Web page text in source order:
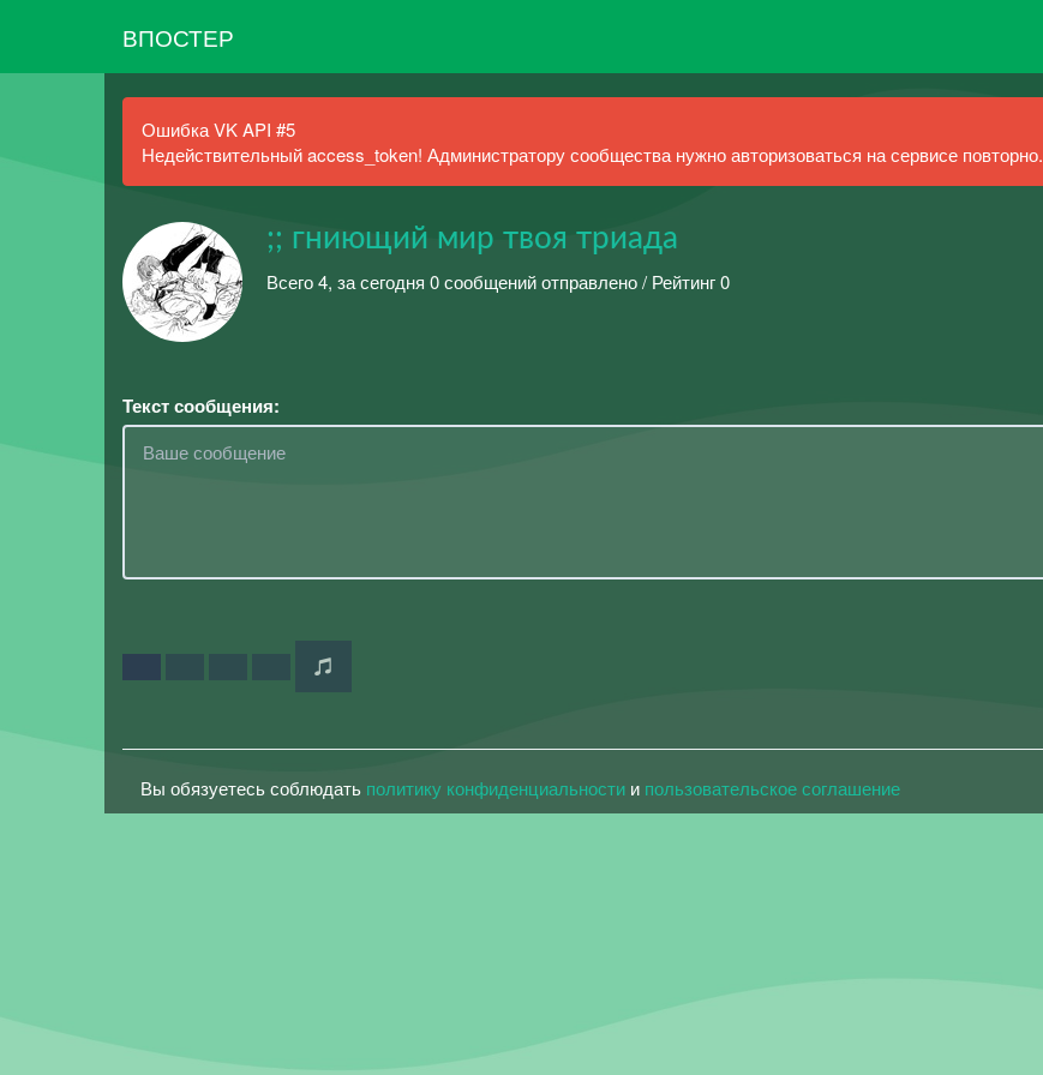
ВПОСТЕР
Ошибка VK API #5
Недействительный access_token! Администратору сообщества нужно авторизоваться на сервисе повторно.
;; гниющий мир твоя триада
Всего 4, за сегодня 0 сообщений отправлено / Рейтинг 0
Текст сообщения:
Вы обязуетесь соблюдать политику конфиденциальности и пользовательское соглашение